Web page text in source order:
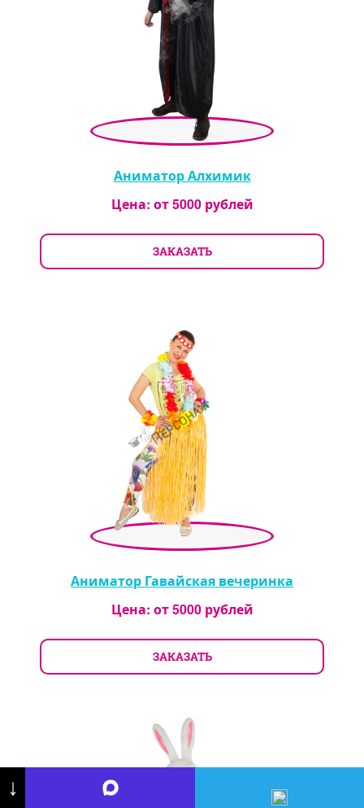
Аниматор Алхимик
Цена: от5000рублей
ЗАКАЗАТЬ
Аниматор Гавайская вечеринка
Цена: от5000рублей
ЗАКАЗАТЬ
↓